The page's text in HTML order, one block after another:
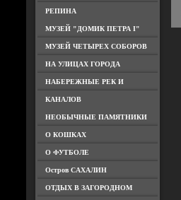
РЕПИНА
МУЗЕЙ "ДОМИК ПЕТРА I"
МУЗЕЙ ЧЕТЫРЕХ СОБОРОВ
НА УЛИЦАХ ГОРОДА
НАБЕРЕЖНЫЕ РЕК И
КАНАЛОВ
НЕОБЫЧНЫЕ ПАМЯТНИКИ
О КОШКАХ
О ФУТБОЛЕ
Остров САХАЛИН
ОТДЫХ В ЗАГОРОДНОМ